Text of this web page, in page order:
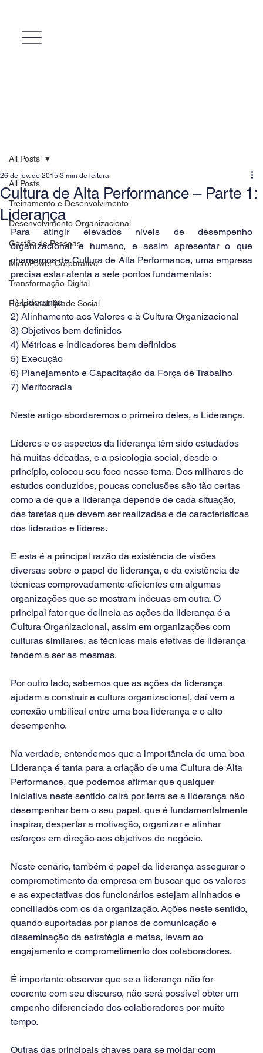
All Posts
Treinamento e Desenvolvimento
Desenvolvimento Organizacional
Gestão de Pessoas
MicroPower Corporativo
Transformação Digital
Responsabilidade Social
All Posts
Cultura de Alta Performance – Parte 1:
Liderança
26 de fev. de 2015 3 min de leitura
Para atingir elevados níveis de desempenho
organizacional e humano, e assim apresentar o que
chamamos de Cultura de Alta Performance, uma empresa
precisa estar atenta a sete pontos fundamentais:
1) Liderança
2) Alinhamento aos Valores e à Cultura Organizacional
3) Objetivos bem definidos
4) Métricas e Indicadores bem definidos
5) Execução
6) Planejamento e Capacitação da Força de Trabalho
7) Meritocracia
Neste artigo abordaremos o primeiro deles, a Liderança.
Líderes e os aspectos da liderança têm sido estudados
há muitas décadas, e a psicologia social, desde o
princípio, colocou seu foco nesse tema. Dos milhares de
estudos conduzidos, poucas conclusões são tão certas
como a de que a liderança depende de cada situação,
das tarefas que devem ser realizadas e de características
dos liderados e líderes.
E esta é a principal razão da existência de visões
diversas sobre o papel de liderança, e da existência de
técnicas comprovadamente eficientes em algumas
organizações que se mostram inócuas em outra. O
principal fator que delineia as ações da liderança é a
Cultura Organizacional, assim em organizações com
culturas similares, as técnicas mais efetivas de liderança
tendem a ser as mesmas.
Por outro lado, sabemos que as ações da liderança
ajudam a construir a cultura organizacional, daí vem a
conexão umbilical entre uma boa liderança e o alto
desempenho.
Na verdade, entendemos que a importância de uma boa
Liderança é tanta para a criação de uma Cultura de Alta
Performance, que podemos afirmar que qualquer
iniciativa neste sentido cairá por terra se a liderança não
desempenhar bem o seu papel, que é fundamentalmente
inspirar, despertar a motivação, organizar e alinhar
esforços em direção aos objetivos de negócio.
Neste cenário, também é papel da liderança assegurar o
comprometimento da empresa em buscar que os valores
e as expectativas dos funcionários estejam alinhados e
conciliados com os da organização. Ações neste sentido,
quando suportadas por planos de comunicação e
disseminação da estratégia e metas, levam ao
engajamento e comprometimento dos colaboradores.
É importante observar que se a liderança não for
coerente com seu discurso, não será possível obter um
empenho diferenciado dos colaboradores por muito
tempo.
Outras das principais chaves para se moldar com